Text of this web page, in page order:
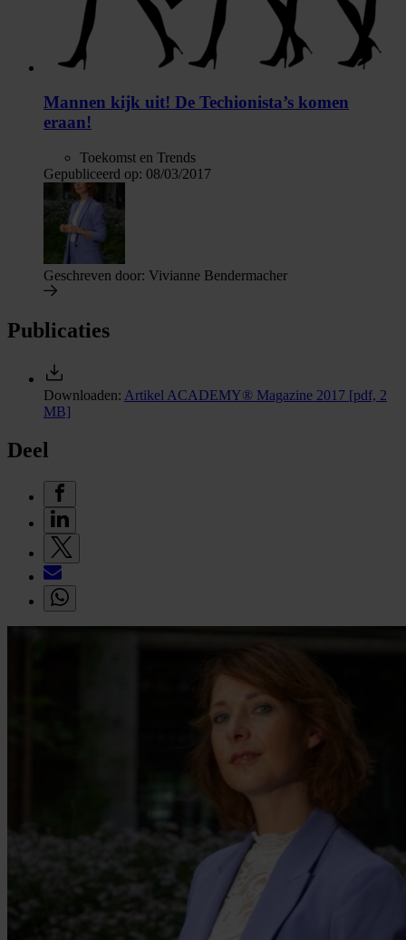
Mannen kijk uit! De Techionista’s komen
eraan!
Toekomst en Trends
Gepubliceerd op: 08/03/2017
Geschreven door: Vivianne Bendermacher
Publicaties
Downloaden: Artikel ACADEMY® Magazine 2017 [pdf, 2
MB]
Deel